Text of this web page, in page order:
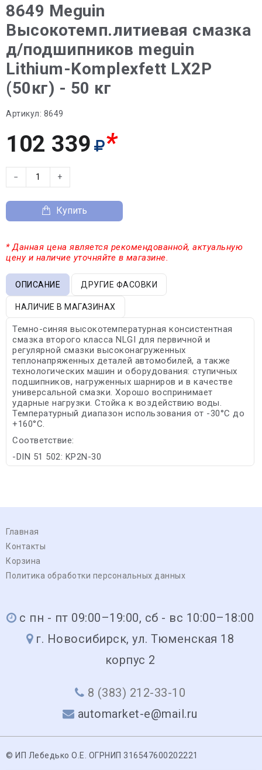
8649 Meguin
Высокотемп.литиевая смазка
д/подшипников meguin
Lithium-Komplexfett LX2P
(50кг) - 50 кг
Артикул: 8649
102 339 *
− +
Купить
* Данная цена является рекомендованной, актуальную
цену и наличие уточняйте в магазине.
ОПИСАНИЕ ДРУГИЕ ФАСОВКИ
НАЛИЧИЕ В МАГАЗИНАХ
Темно-синяя высокотемпературная консистентная
смазка второго класса NLGI для первичной и
регулярной смазки высоконагруженных
теплонапряженных деталей автомобилей, а также
технологических машин и оборудования: ступичных
подшипников, нагруженных шарниров и в качестве
универсальной смазки. Хорошо воспринимает
ударные нагрузки. Стойка к воздействию воды.
Температурный диапазон использования от -30°С до
+160°С.
Соответствие:
-DIN 51 502: KP2N-30
Главная
Контакты
Корзина
Политика обработки персональных данных
с пн - пт 09:00–19:00, сб - вс 10:00–18:00
г. Новосибирск, ул. Тюменская 18
корпус 2
8 (383) 212-33-10
automarket-e@mail.ru
© ИП Лебедько О.Е. ОГРНИП 316547600202221